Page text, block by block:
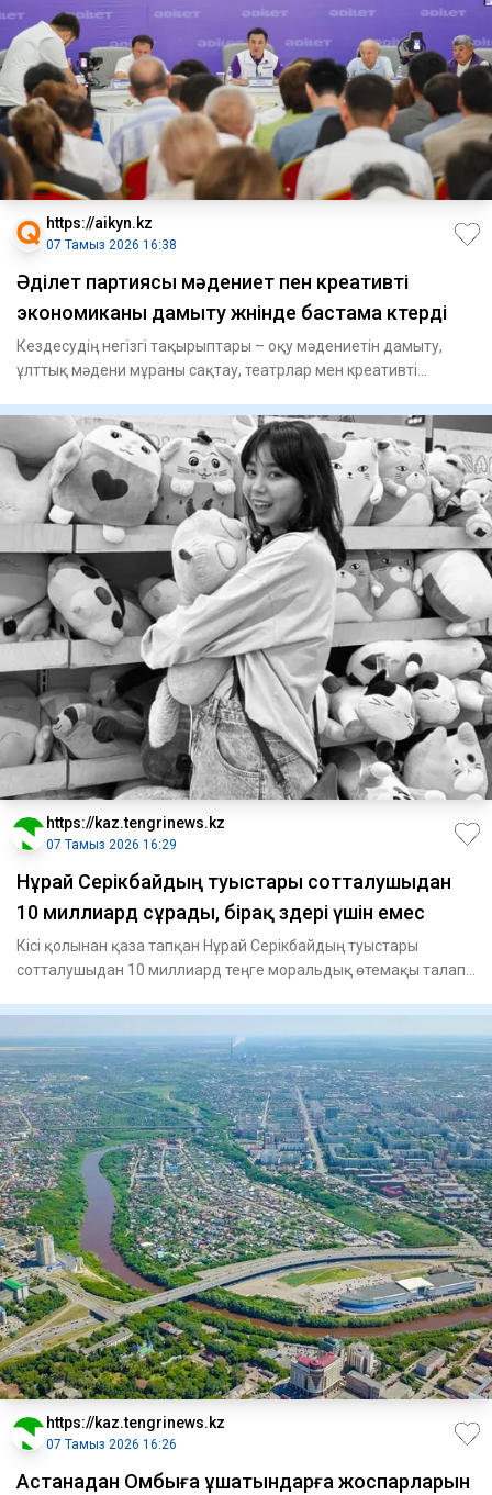
https://aikyn.kz
07 Тамыз 2026 16:38
Әділет партиясы мәдениет пен креативті
экономиканы дамыту жөнінде бастама көтерді
Кездесудің негізгі тақырыптары – оқу мәдениетін дамыту,
ұлттық мәдени мұраны сақтау, театрлар мен креативті
https://kaz.tengrinews.kz
07 Тамыз 2026 16:29
Нұрай Серікбайдың туыстары сотталушыдан
10 миллиард сұрады, бірақ өздері үшін емес
Кісі қолынан қаза тапқан Нұрай Серікбайдың туыстары
сотталушыдан 10 миллиард теңге моральдық өтемақы талап
https://kaz.tengrinews.kz
07 Тамыз 2026 16:26
Астанадан Омбыға ұшатындарға жоспарларын